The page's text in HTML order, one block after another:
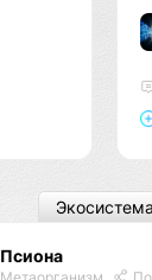
Псиона
Экосистема